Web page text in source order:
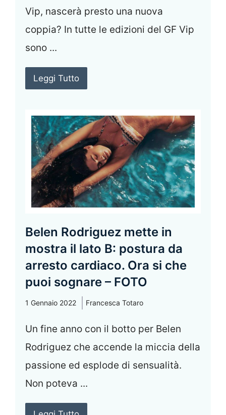
Vip, nascerà presto una nuova
coppia? In tutte le edizioni del GF Vip
sono ...
Leggi Tutto
Belen Rodriguez mette in
mostra il lato B: postura da
arresto cardiaco. Ora si che
puoi sognare – FOTO
1 Gennaio 2022 Francesca Totaro
Un fine anno con il botto per Belen
Rodriguez che accende la miccia della
passione ed esplode di sensualità.
Non poteva ...